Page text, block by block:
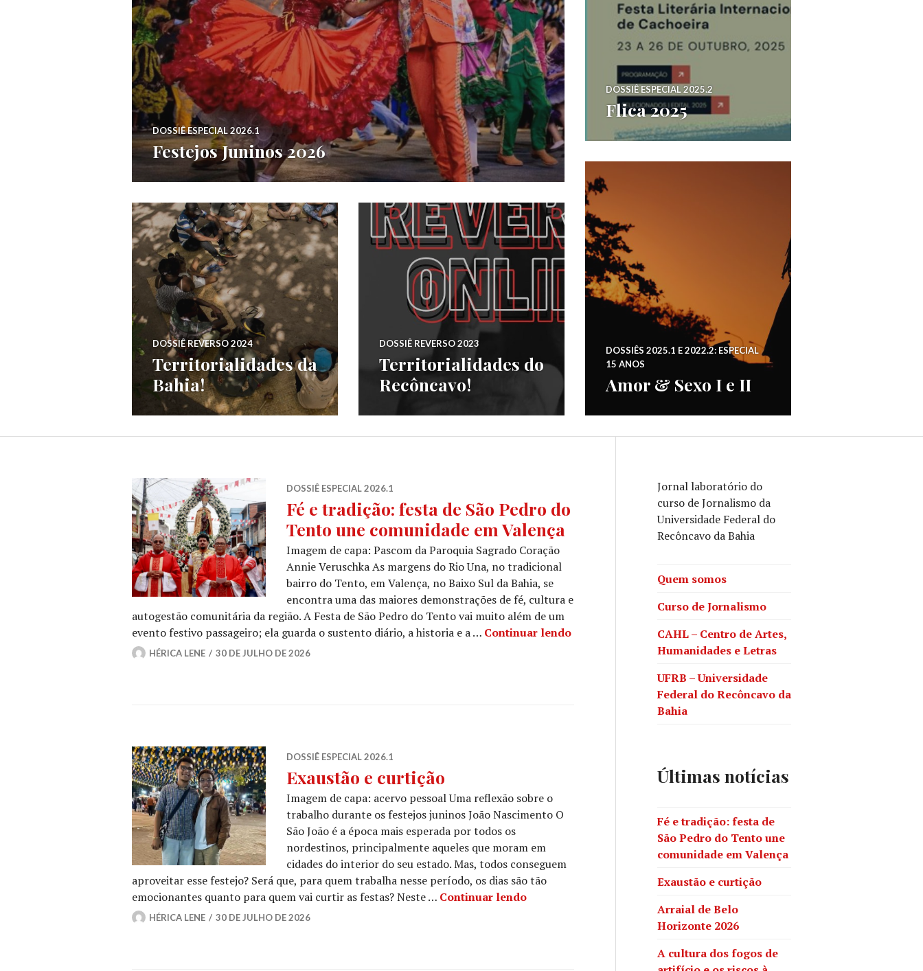
DOSSIÊ ESPECIAL 2026.1
Festejos Juninos 2026
DOSSIÊ ESPECIAL 2025.2
Flica 2025
DOSSIÊS 2025.1 E 2022.2: ESPECIAL
15 ANOS
Amor & Sexo I e II
DOSSIÊ REVERSO 2024
Territorialidades da
Bahia!
DOSSIÊ REVERSO 2023
Territorialidades do
Recôncavo!
DOSSIÊ ESPECIAL 2026.1
Fé e tradição: festa de São Pedro do
Tento une comunidade em Valença
Imagem de capa: Pascom da Paroquia Sagrado Coração
Annie Veruschka As margens do Rio Una, no tradicional
bairro do Tento, em Valença, no Baixo Sul da Bahia, se
encontra uma das maiores demonstrações de fé, cultura e
autogestão comunitária da região. A Festa de São Pedro do Tento vai muito além de um
evento festivo passageiro; ela guarda o sustento diário, a historia e a … Continuar lendoFé e tradição: festa de São Pedro do Tento une comunidade em
HÉRICA LENE 30 DE JULHO DE 2026
DOSSIÊ ESPECIAL 2026.1
Exaustão e curtição
Imagem de capa: acervo pessoal Uma reflexão sobre o
trabalho durante os festejos juninos João Nascimento O
São João é a época mais esperada por todos os
nordestinos, principalmente aqueles que moram em
cidades do interior do seu estado. Mas, todos conseguem
aproveitar esse festejo? Será que, para quem trabalha nesse período, os dias são tão
emocionantes quanto para quem vai curtir as festas? Neste … Continuar lendoExaustão e curtição
HÉRICA LENE 30 DE JULHO DE 2026
Jornal laboratório do
curso de Jornalismo da
Universidade Federal do
Recôncavo da Bahia
Quem somos
Curso de Jornalismo
CAHL – Centro de Artes,
Humanidades e Letras
UFRB – Universidade
Federal do Recôncavo da
Bahia
Últimas notícias
Fé e tradição: festa de
São Pedro do Tento une
comunidade em Valença
Exaustão e curtição
Arraial de Belo
Horizonte 2026
A cultura dos fogos de